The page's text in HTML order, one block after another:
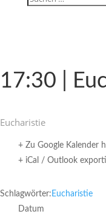
17:30 |
Eucha­ristie
+ Zu Google Kalender
+ iCal / Outlook
Schlagwörter: Eucharistie
Datum